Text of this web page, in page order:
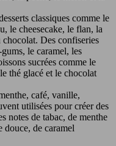
classiques comme le
le cheesecake, le flan, la
chocolat. Des confiseries
le caramel, les
sucrées comme le
thé glacé et le chocolat
café, vanille,
utilisées pour créer des
notes de tabac, de menthe
de caramel